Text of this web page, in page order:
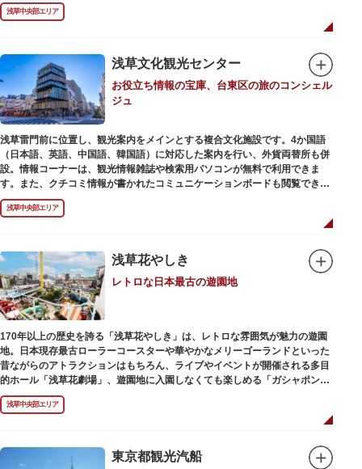
門商店街として賑わいを見せています。もちろん、ほとんどのお店が小売に
も対応。家庭の調理用具を購入したい人や観光客にもおすすめです。食品サ
毎年、道具の日である10月9日前後に開催される「かっぱ橋道具まつり」で
は、各店舗がおすすめ商品や掘り出しものを販売。また、年ごとに異なる
様々な催しものも行われます。
浅草中央部エリア
浅草文化観光センター
お役立ち情報の宝庫、台東区の旅のコンシェル
ジュ
浅草雷門前に位置し、観光案内をメインとする複合文化施設です。4か国語
（日本語、英語、中国語、韓国語）に対応した案内を行い、外貨両替所も併
設。情報コーナーは、観光情報雑誌や検索用パソコンが無料で利用できま
す。また、クチコミ情報が書かれたコミュニケーションボードも閲覧できる
ので、とっておきの旅のヒントを得られるかも。多目的スペースでは、映像
を活用し台東区のみどころやイベント、歴史、文化を紹介。通常、イスが配
仲見世や、隅田川や東京スカイツリーも一望できるビュースポットとなって
います。
浅草の街並みに溶け込む平屋を重ねたようなおしゃれな外観は、日本を代表
する建築家・隈研吾氏によるデザイン。木の温もりあふれる空間は、初めて
日本を訪れる海外ツーリストにも優しい印象を与えています。
浅草中央部エリア
浅草花やしき
レトロな日本最古の遊園地
170年以上の歴史を誇る「浅草花やしき」は、レトロな雰囲気が魅力の遊園
地。日本現存最古ローラーコースターや華やかなメリーゴーランドといった
昔ながらのアトラクションはもちろん、ライブやイベントが開催される多目
的ホール「浅草花劇場」、遊園地に入園しなくても楽しめる「ガシャポンの
デパート浅草花やしき店」も併設され、さまざまな娯楽を楽しめる浅草の
「遊びの場」として親しまれています。
と菊細工を主とした花園（かえん）として誕生しました。明治時代に入ると
浅草中央部エリア
東京都観光汽船